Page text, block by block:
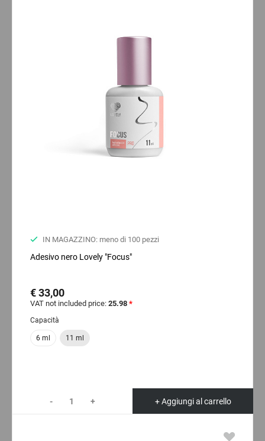
IN MAGAZZINO: meno di 100 pezzi
Adesivo nero Lovely "Focus"
€ 33,00
VAT not included price: 25.98 *
Capacità
6 ml 11 ml
- + + Aggiungi al carrello